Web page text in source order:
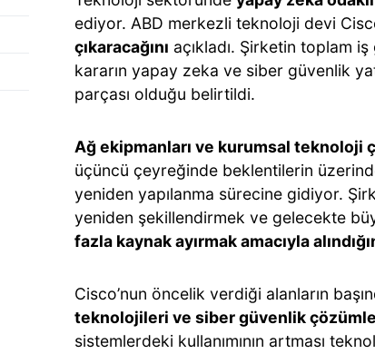
ediyor. ABD merkezli teknoloji devi
çıkaracağını açıkladı. Şirketin toplam
kararın yapay zeka ve siber güvenlik
parçası olduğu belirtildi.
Ağ ekipmanları ve kurumsal teknoloji
üçüncü çeyreğinde beklentilerin
yeniden yapılanma sürecine gidiyor.
yeniden şekillendirmek ve gelecekte
fazla kaynak ayırmak amacıyla
Cisco’nun öncelik verdiği alanların
teknolojileri ve siber güvenlik
sistemlerdeki kullanımının artması